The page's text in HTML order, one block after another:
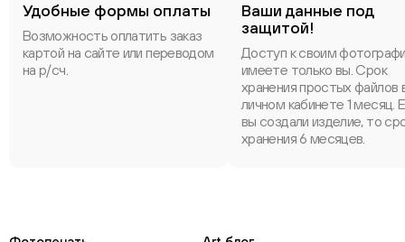
Удобные формы оплаты
Возможность оплатить заказ
картой на сайте или переводом
на р/сч.
Ваши данные под
защитой!
Доступ к своим
имеете только вы. Срок
хранения простых файлов
личном кабинете 1 месяц.
вы создали изделие, то
хранения 6 месяцев.